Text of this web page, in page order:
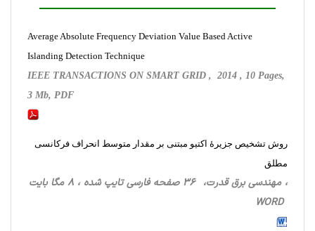
Average Absolute Frequency Deviation Value Based Active
Islanding Detection Technique
IEEE TRANSACTIONS ON SMART GRID , 2014 , 10 Pages,
3 Mb, PDF
روش تشخیص جزیرۀ اکتیو مبتنی بر مقدار متوسط انحراف فرکانسی
مطلق
، مهندسی برق قدرت، 36 صفحه فارسی تایپ شده ، 8 مگا بایت
WORD